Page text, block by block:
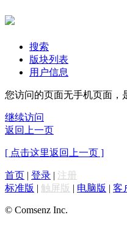
搜索
版块列表
用户信息
您访问的页面无手机页面，
继续访问
返回上一页
[ 点击这里返回上一页 ]
首页 | 登录 | 注册
标准版 | 触屏版 | 电脑版 | 客
© Comsenz Inc.